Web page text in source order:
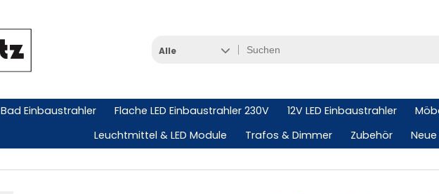
Alle
Bad Einbaustrahler Flache LED Einbaustrahler 230V 12V LED Einbaustrahler
Leuchtmittel & LED Module
Trafos & Dimmer Zubehör